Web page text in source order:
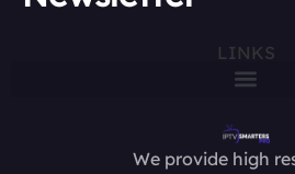
LINKS
We provide high